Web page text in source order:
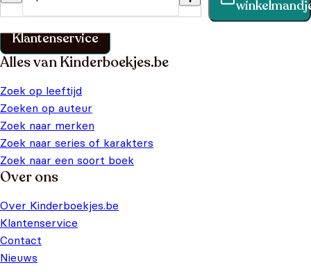
klantenservice pagina.
Klantenservice
Alles van Kinderboekjes.be
Zoek op leeftijd
Zoeken op auteur
Zoek naar merken
Zoek naar series of karakters
Zoek naar een soort boek
Over ons
Over Kinderboekjes.be
Klantenservice
Contact
Nieuws